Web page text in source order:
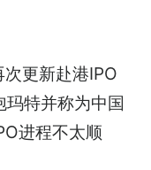
更新赴港IPO
特并称为中国
进程不太顺